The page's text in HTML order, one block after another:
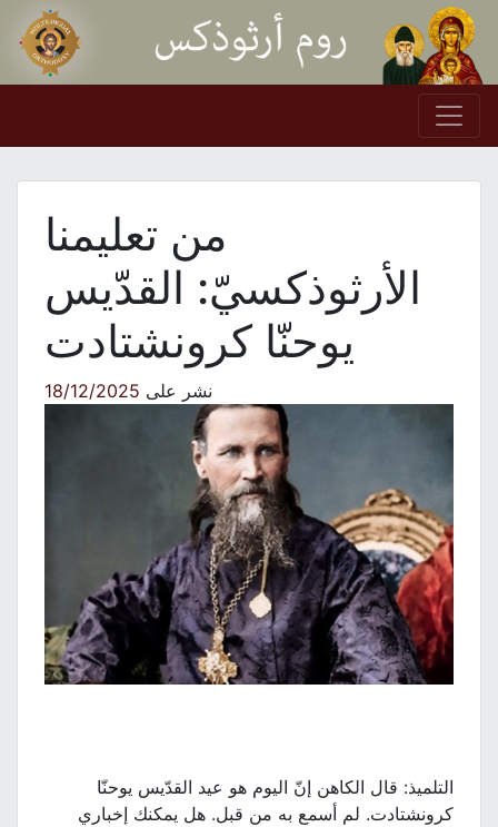
Skip to content
Main Navigation
من تعليمنا
الأرثوذكسيّ: القدّيس
يوحنّا كرونشتادت
نشر على18/12/2025
التلميذ: قال الكاهن إنّ اليوم هو عيد القدّيس يوحنّا
كرونشتادت. لم أسمع به من قبل. هل يمكنك إخباري